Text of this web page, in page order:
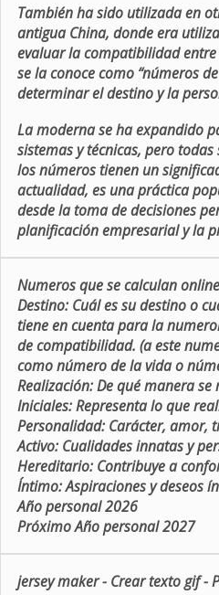
También ha sido utilizada en
antigua China, donde era
evaluar la compatibilidad
se la conoce como “números
determinar el destino y la
La moderna se ha expandido
sistemas y técnicas, pero
los números tienen un
actualidad, es una práctica
desde la toma de decisiones
planificación empresarial y la
Numeros que se calculan
Destino: Cuál es su destino o
tiene en cuenta para la
de compatibilidad. (a este
como número de la vida o
Realización:De qué manera se
Iniciales:Representa lo que
Personalidad:Carácter, amor,
Activo:Cualidades innatas y
Hereditario:Contribuye a
Íntimo:Aspiraciones y deseos
Año personal 2026
Próximo Año personal 2027
jersey maker- Crear texto gif-